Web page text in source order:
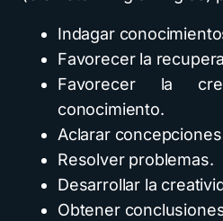
Indagar
Favorecer la
Favorecer la
conocimiento.
Aclarar
Resolver problemas.
Desarrollar la
Obtener